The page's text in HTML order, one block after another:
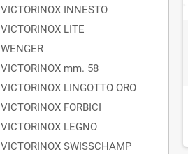
VICTORINOX INNESTO
VICTORINOX LITE
WENGER
VICTORINOX mm. 58
VICTORINOX LINGOTTO ORO
VICTORINOX FORBICI
VICTORINOX LEGNO
VICTORINOX SWISSCHAMP